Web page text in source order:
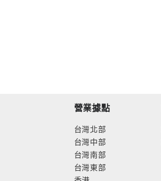
營業據點
台灣北部
台灣中部
台灣南部
台灣東部